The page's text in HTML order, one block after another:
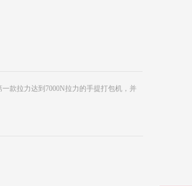
款拉力达到7000N拉力的手提打包机，并